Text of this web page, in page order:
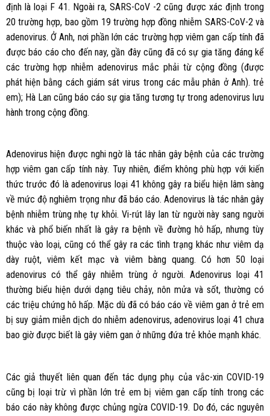
định là loại F 41. Ngoài ra, SARS-CoV -2 cũng được xác định trong
20 trường hợp, bao gồm 19 trường hợp đồng nhiễm SARS-CoV-2 và
adenovirus. Ở Anh, nơi phần lớn các trường hợp viêm gan cấp tính đã
được báo cáo cho đến nay, gần đây cũng đã có sự gia tăng đáng kể
các trường hợp nhiễm adenovirus mắc phải từ cộng đồng (được
phát hiện bằng cách giám sát virus trong các mẫu phân ở Anh). trẻ
em); Hà Lan cũng báo cáo sự gia tăng tương tự trong adenovirus lưu
hành trong cộng đồng.
Adenovirus hiện được nghi ngờ là tác nhân gây bệnh của các trường
hợp viêm gan cấp tính này. Tuy nhiên, điểm không phù hợp với kiến
thức trước đó là adenovirus loại 41 không gây ra biểu hiện lâm sàng
về mức độ nghiêm trọng như đã báo cáo. Adenovirus là tác nhân gây
bệnh nhiễm trùng nhẹ tự khỏi. Vi-rút lây lan từ người này sang người
khác và phổ biến nhất là gây ra bệnh về đường hô hấp, nhưng tùy
thuộc vào loại, cũng có thể gây ra các tình trạng khác như viêm dạ
dày ruột, viêm kết mạc và viêm bàng quang. Có hơn 50 loại
adenovirus có thể gây nhiễm trùng ở người. Adenovirus loại 41
thường biểu hiện dưới dạng tiêu chảy, nôn mửa và sốt, thường có
các triệu chứng hô hấp. Mặc dù đã có báo cáo về viêm gan ở trẻ em
bị suy giảm miễn dịch do nhiễm adenovirus, adenovirus loại 41 chưa
bao giờ được biết là gây viêm gan ở những đứa trẻ khỏe mạnh khác.
Các giả thuyết liên quan đến tác dụng phụ của vắc-xin COVID-19
cũng bị loại trừ vì phần lớn trẻ em bị viêm gan cấp tính trong các
báo cáo này không được chủng ngừa COVID-19. Do đó, các nguyên